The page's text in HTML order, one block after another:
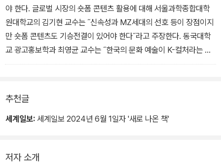
야 한다. 글로벌 시장의 숏폼 콘텐츠 활용에 대해 서울과학종합대학
원대학교의 김기현 교수는 ˝신속성과 MZ세대의 선호 등이 장점이지
만 숏폼 콘텐츠도 기승전결이 있어야 한다˝라고 주장한다. 동국대학
교 광고홍보학과 최영균 교수는 ˝한국의 문화 예술이 K-컬처라는 이
름으로 글로벌 시장에서 자리를 공고히 하는 시대다. 이 시기에 한국
랜딩을 하고 마케팅을 강화해야 한다는 말이다.
추천글
세계일보: 세계일보 2024년 6월 1일자 '새로 나온 책'
저자 소개